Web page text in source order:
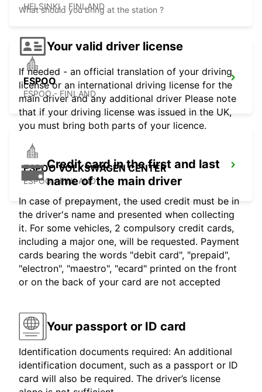
HELSINKI - FINLAND
ESPOO
ESPOO - FINLAND
ESPOO VOLKSWAGEN CENTER
ESPOO - FINLAND
What should you bring at the station ?
Your valid driver license
If needed - an official translation of your driving
license or an international driving license for the
main driver and any additional driver Please note
that if your driving license was issued in the UK,
you must bring both parts of your licence.
Credit card in the first and last
name of the main driver
In case of prepayment, the used credit must be in
the driver's name and presented when collecting
it. For some vehicles, 2 compulsory credit cards,
including a major one, will be requested. Payment
cards bearing the words "debit card", "prepaid",
"electron", "maestro", "ecard" printed on the front
or on the back of your card are not accepted
Your passport or ID card
Identification documents required: An additional
identification document, such as a passport or ID
card will also be required. The driver’s license